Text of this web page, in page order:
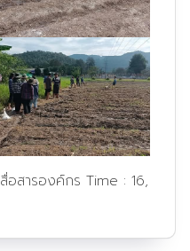
อสารองค์กร Time : 16,